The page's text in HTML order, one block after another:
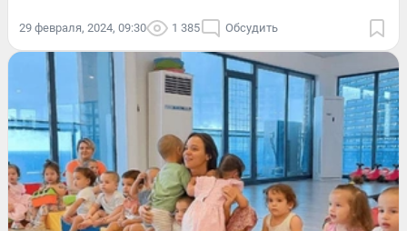
29 февраля, 2024, 09:30 1 385 Обсудить